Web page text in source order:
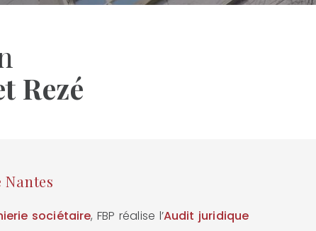
Rezé
sociétaire, FBP réalise l’Audit juridique